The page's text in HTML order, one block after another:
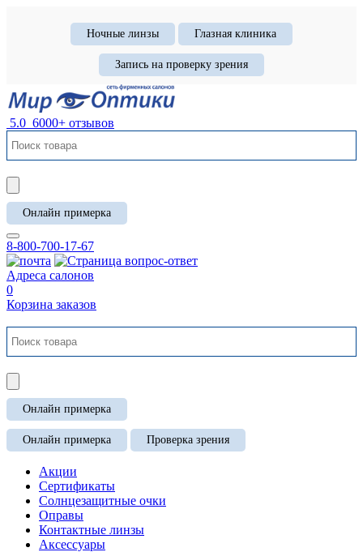
Ночные линзы Глазная клиника
Запись на проверку зрения
5.0 6000+ отзывов
Онлайн примерка
8-800-700-17-67
Адреса салонов
0
Корзина заказов
Онлайн примерка
Онлайн примерка Проверка зрения
Акции
Сертификаты
Солнцезащитные очки
Оправы
Контактные линзы
Аксессуары